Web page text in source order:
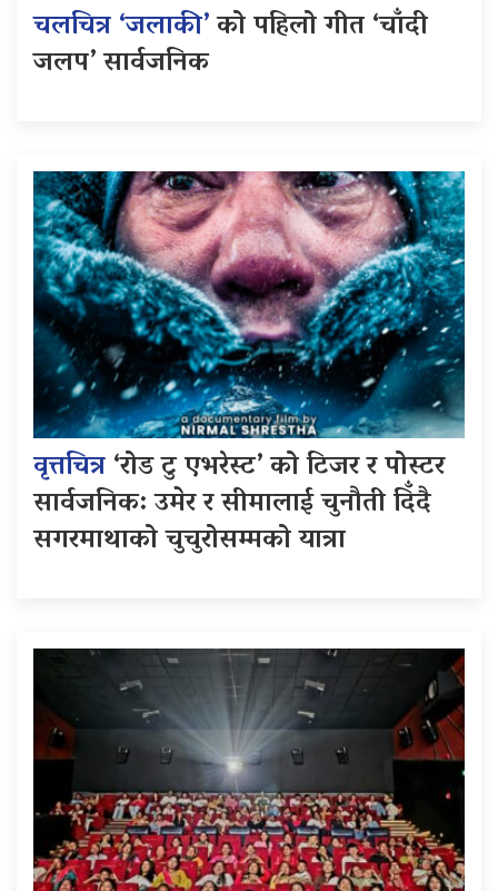
चलचित्र ‘जलाकी’को पहिलो गीत ‘चाँदी
जलप’ सार्वजनिक
वृत्तचित्र‘रोड टु एभरेस्ट’ को टिजर र पोस्टर
सार्वजनिक: उमेर र सीमालाई चुनौती दिँदै
सगरमाथाको चुचुरोसम्मको यात्रा